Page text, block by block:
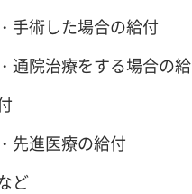
・手術した場合の給付
・通院治療をする場合の給
・先進医療の給付
ど